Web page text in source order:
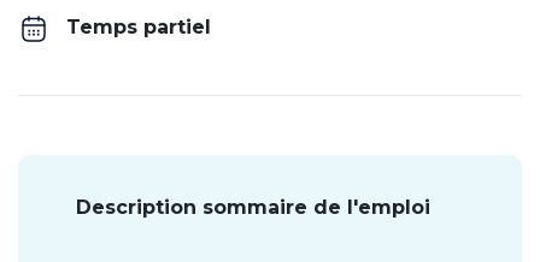
Temps partiel
Description sommaire de l'emploi